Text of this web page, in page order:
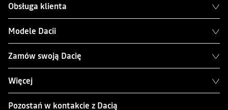
Obsługa klienta
Modele Dacii
Zamów swoją Dacię
Więcej
Pozostań w kontakcie z Dacią